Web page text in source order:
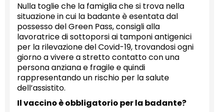
Nulla toglie che la famiglia che si trova nella
situazione in cui la badante è esentata dal
possesso del Green Pass, consigli alla
lavoratrice di sottoporsi ai tamponi antigenici
per la rilevazione del Covid-19, trovandosi ogni
giorno a vivere a stretto contatto con una
persona anziana e fragile e quindi
rappresentando un rischio per la salute
dell’assistito.
Il vaccino è obbligatorio per la badante?